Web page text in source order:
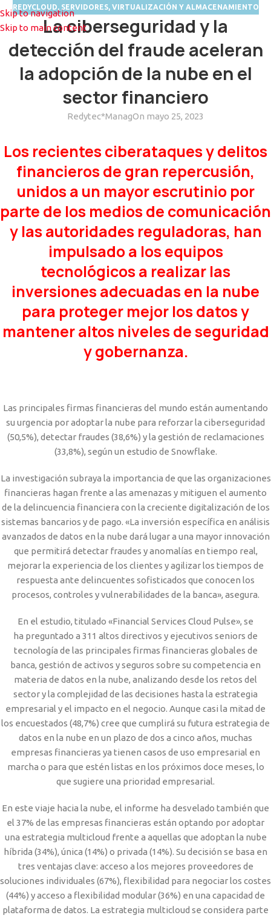
Skip to navigation
Skip to main content
MENU
REDYCLOUD, SERVIDORES, VIRTUALIZACIÓN Y ALMACENAMIENTO
La ciberseguridad y la
detección del fraude aceleran
la adopción de la nube en el
sector financiero
Redytec*ManagOn mayo 25, 2023
Los recientes ciberataques y delitos
financieros de gran repercusión,
unidos a un mayor escrutinio por
parte de los medios de comunicación
y las autoridades reguladoras, han
impulsado a los equipos
tecnológicos a realizar las
inversiones adecuadas en la nube
para proteger mejor los datos y
mantener altos niveles de seguridad
y gobernanza.
Las principales firmas financieras del mundo están aumentando
su urgencia por adoptar la nube para reforzar la ciberseguridad
(50,5%), detectar fraudes (38,6%) y la gestión de reclamaciones
(33,8%), según un estudio de Snowflake.
La investigación subraya la importancia de que las organizaciones
financieras hagan frente a las amenazas y mitiguen el aumento
de la delincuencia financiera con la creciente digitalización de los
sistemas bancarios y de pago. «La inversión específica en análisis
avanzados de datos en la nube dará lugar a una mayor innovación
que permitirá detectar fraudes y anomalías en tiempo real,
mejorar la experiencia de los clientes y agilizar los tiempos de
respuesta ante delincuentes sofisticados que conocen los
procesos, controles y vulnerabilidades de la banca», asegura.
En el estudio, titulado «Financial Services Cloud Pulse», se
ha preguntado a 311 altos directivos y ejecutivos seniors de
tecnología de las principales firmas financieras globales de
banca, gestión de activos y seguros sobre su competencia en
materia de datos en la nube, analizando desde los retos del
sector y la complejidad de las decisiones hasta la estrategia
empresarial y el impacto en el negocio. Aunque casi la mitad de
los encuestados (48,7%) cree que cumplirá su futura estrategia de
datos en la nube en un plazo de dos a cinco años, muchas
empresas financieras ya tienen casos de uso empresarial en
marcha o para que estén listas en los próximos doce meses, lo
que sugiere una prioridad empresarial.
En este viaje hacia la nube, el informe ha desvelado también que
el 37% de las empresas financieras están optando por adoptar
una estrategia multicloud frente a aquellas que adoptan la nube
híbrida (34%), única (14%) o privada (14%). Su decisión se basa en
tres ventajas clave: acceso a los mejores proveedores de
soluciones individuales (67%), flexibilidad para negociar los costes
(44%) y acceso a flexibilidad modular (36%) en una capacidad de
plataforma de datos. La estrategia multicloud se considera parte